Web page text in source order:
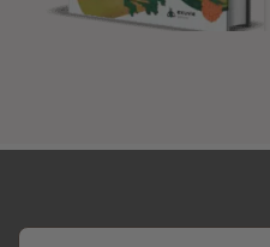
Email